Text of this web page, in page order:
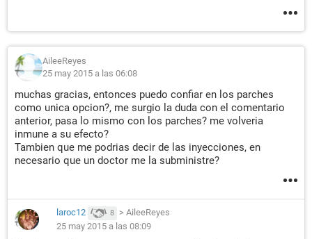
AileeReyes
25 may 2015 a las 06:08
muchas gracias, entonces puedo confiar en los parches
como unica opcion?, me surgio la duda con el comentario
anterior, pasa lo mismo con los parches? me volveria
inmune a su efecto?
Tambien que me podrias decir de las inyecciones, en
necesario que un doctor me la subministre?
laroc12 8 > AileeReyes
25 may 2015 a las 08:09